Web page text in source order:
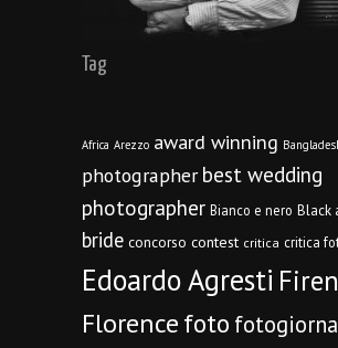
Tag
Africa Arezzo award winning
photographer best wedding
photographer Bianco e nero Black
bride concorso contest critica critica
Edoardo Agresti
Florencefoto